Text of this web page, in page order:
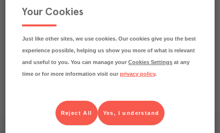
Praktisk info
Näringsdeklaration
Your Cookies
Just like other sites, we use cookies. Our cookies give you the best
experience possible, helping us show you more of what is relevant
and useful to you. You can manage yourCookies Settings at any
time or for more information visit ourprivacy policy.
Yes, I understand
Reject All